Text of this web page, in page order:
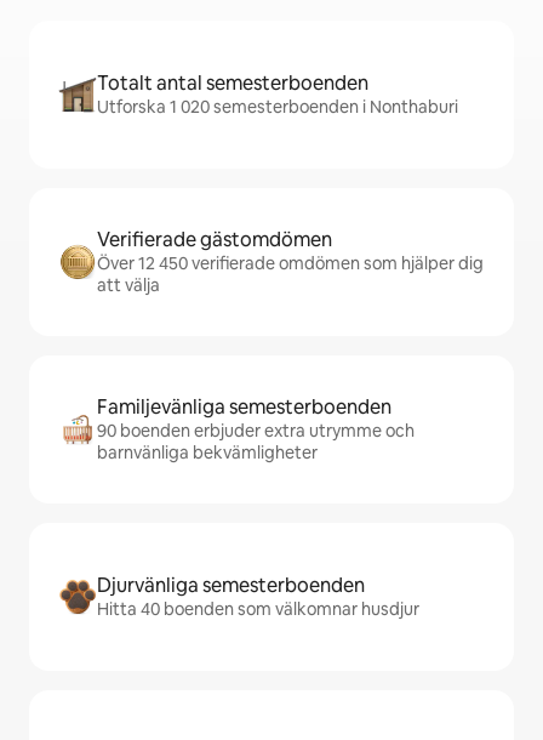
Totalt antal semesterboenden
Utforska 1 020 semesterboenden i Nonthaburi
Verifierade gästomdömen
Över 12 450 verifierade omdömen som hjälper dig
att välja
Familjevänliga semesterboenden
90 boenden erbjuder extra utrymme och
barnvänliga bekvämligheter
Djurvänliga semesterboenden
Hitta 40 boenden som välkomnar husdjur